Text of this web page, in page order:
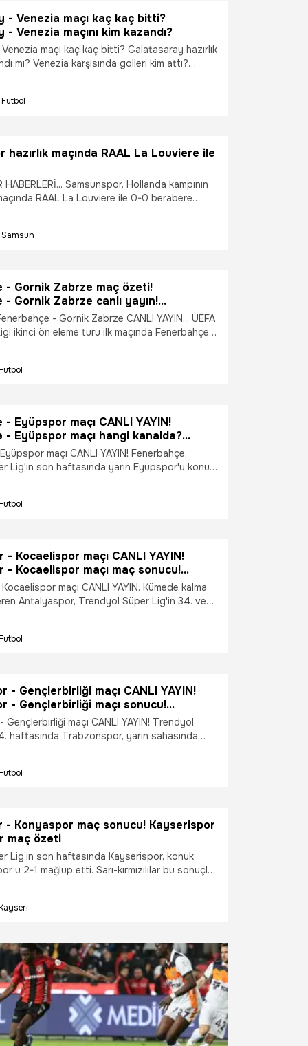
rakibi hangi takım oldu? İşte tüm detaylar...
- Venezia maçı kaç kaç bitti?
Venezia maçını kim kazandı?
maçı kaç kaç bitti? Galatasaray hazırlık
mı? Venezia karşısında golleri kim attı?
kampındaki son hazırlık sınavında nasıl
Futbol
hazırlık maçında RAAL La Louviere ile
HABERLERİ... Samsunspor, Hollanda kampının
RAAL La Louviere ile 0-0 berabere
Samsun
- Gornik Zabrze maç özeti!
- Gornik Zabrze canlı yayın!
- Gornik Zabrze maçı! Fenerbahçe -
maç özeti! Fenerbahçe - Gornik
sonucu! Fenerbahçe - Gornik Zabrze
- Gornik Zabrze CANLI YAYIN... UEFA
ikinci ön eleme turu ilk maçında Fenerbahçe
FENERBAHÇE MAÇI CANLI YAYIN HANGİ
- Gornik Zabrze maçı nereden izlenir?
Eyüpspor maçı CANLI YAYIN!
- Eyüpspor maçı hangi kanalda?
Eyüpspor maçı kaç kaç? Fenerbahçe
sonucu!
maçı CANLI YAYIN! Fenerbahçe,
Lig'in son haftasında yarın Eyüpspor'u konuk
sonucu!
Kocaelispor maçı CANLI YAYIN!
- Kocaelispor maçı maç sonucu!
- Kocaelispor maçı hangi kanalda?
maçı CANLI YAYIN. Kümede kalma
Antalyaspor, Trendyol Süper Lig'in 34. ve
hangi kanalda? İşte detaylar...
- Gençlerbirliği maçı CANLI YAYIN!
- Gençlerbirliği maçı sonucu!
- Gençlerbirliği maçı kaç kaç?
- Gençlerbirliği maçı hangi kanalda?
maçı CANLI YAYIN! Trendyol
haftasında Trabzonspor, yarın sahasında
maçı sonucu! Trabzonspor -
- Konyaspor maç sonucu! Kayserispor
maç özeti
Lig’in son haftasında Kayserispor, konuk
2-1 mağlup etti. Sarı-kırmızılılar bu sonuçla